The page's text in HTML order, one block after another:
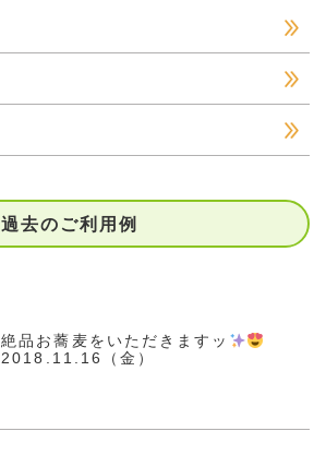
過去のご利用例
絶品お蕎麦をいただきますッ
2018.11.16（金）